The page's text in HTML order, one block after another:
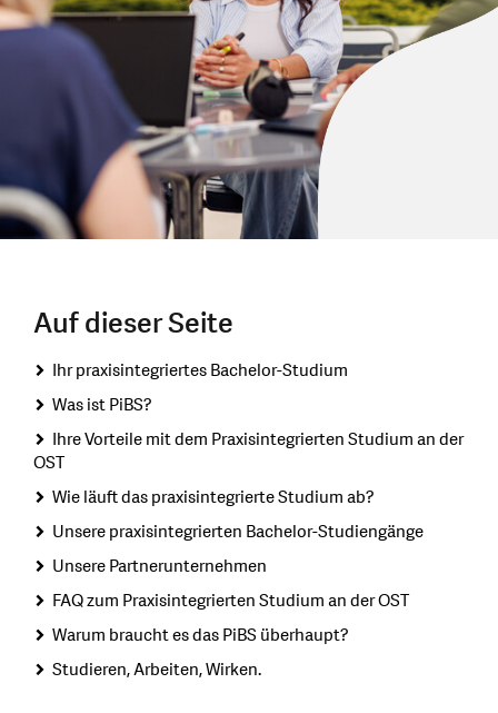
Auf dieser Seite
Ihr praxisintegriertes Bachelor-Studium
Was ist PiBS?
Ihre Vorteile mit dem Praxisintegrierten Studium an der
OST
Wie läuft das praxisintegrierte Studium ab?
Unsere praxisintegrierten Bachelor-Studiengänge
Unsere Partnerunternehmen
FAQ zum Praxisintegrierten Studium an der OST
Warum braucht es das PiBS überhaupt?
Studieren, Arbeiten, Wirken.